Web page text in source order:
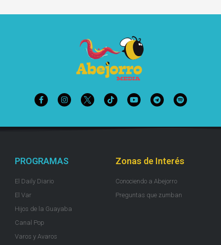
PROGRAMAS
El Daily Diario
El Var
Hijos de la Guayaba
Canal Pop
Varos y Avaros
Zonas de Interés
Conociendo a Abejorro
Preguntas que zumban